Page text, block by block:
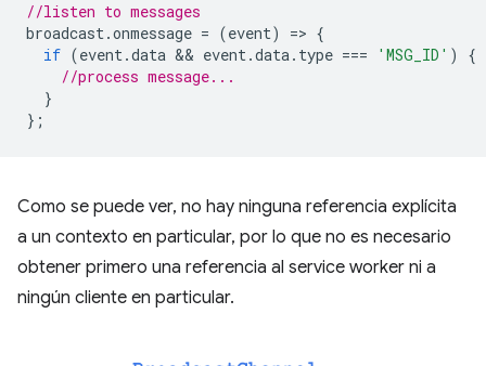
//listen to messages
broadcast.onmessage = (event) => {
if (event.data && event.data. type === 'MSG_ID' )
{
//process message...
}
};
Como se puede ver, no hay ninguna referencia explícita
a un contexto en particular, por lo que no es necesario
obtener primero una referencia al service worker ni a
ningún cliente en particular.